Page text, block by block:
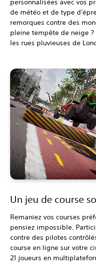
personnalisées avec vos
de météo et de type
remorques contre des
pleine tempête de neige
les rues pluvieuses de
Un jeu de course
Remaniez vos courses
pensiez impossible.
contre des pilotes
course en ligne sur votre
21 joueurs en